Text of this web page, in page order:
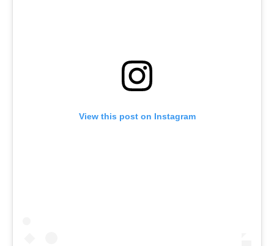
View this post on Instagram